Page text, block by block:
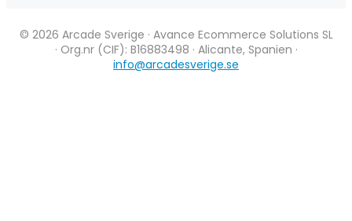
© 2026 Arcade Sverige · Avance Ecommerce Solutions SL
· Org.nr (CIF): B16883498 · Alicante, Spanien ·
info@arcadesverige.se